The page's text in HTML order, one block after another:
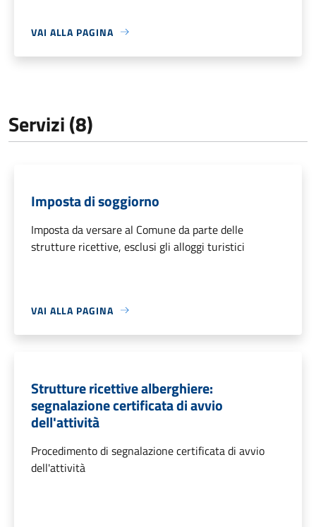
VAI ALLA PAGINA
Servizi (8)
Imposta di soggiorno
Imposta da versare al Comune da parte delle
strutture ricettive, esclusi gli alloggi turistici
VAI ALLA PAGINA
Strutture ricettive alberghiere:
segnalazione certificata di avvio
dell'attività
Procedimento di segnalazione certificata di avvio
dell'attività